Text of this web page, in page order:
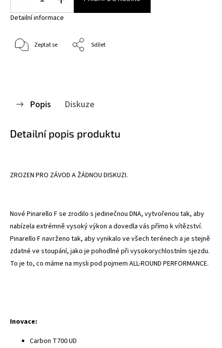
Detailní informace
Zeptat se Sdílet
Popis Diskuze
Detailní popis produktu
ZROZEN PRO ZÁVOD A ŽÁDNOU DISKUZI.
Nové Pinarello F se zrodilo s jedinečnou DNA, vytvořenou tak, aby
nabízela extrémně vysoký výkon a dovedla vás přímo k vítězství.
Pinarello F navrženo tak, aby vynikalo ve všech terénech a je stejně
zdatné ve stoupání, jako je pohodlné při vysokorychlostním sjezdu.
To je to, co máme na mysli pod pojmem ALL-ROUND PERFORMANCE.
Inovace:
Carbon T700 UD